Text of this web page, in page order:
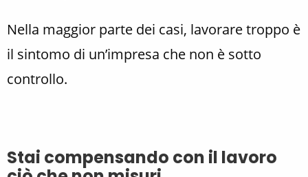
Nella maggior parte dei casi, lavorare troppo è
il sintomo di un’impresa che non è sotto
controllo.
Stai compensando con il lavoro